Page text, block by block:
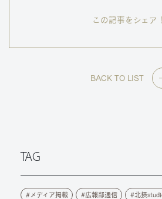
この記事をシェア！
BACK TO LIST
TAG
メディア掲載 広報部通信 北摂